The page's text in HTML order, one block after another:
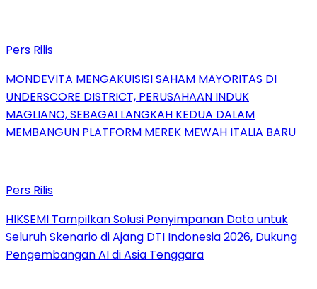
Pers Rilis
MONDEVITA MENGAKUISISI SAHAM MAYORITAS DI
UNDERSCORE DISTRICT, PERUSAHAAN INDUK
MAGLIANO, SEBAGAI LANGKAH KEDUA DALAM
MEMBANGUN PLATFORM MEREK MEWAH ITALIA BARU
Pers Rilis
HIKSEMI Tampilkan Solusi Penyimpanan Data untuk
Seluruh Skenario di Ajang DTI Indonesia 2026, Dukung
Pengembangan AI di Asia Tenggara